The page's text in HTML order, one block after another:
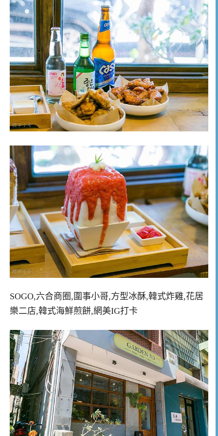
SOGO,六合商圈,圍事小哥,方型冰酥,韓式炸雞,花居
樂二店,韓式海鮮煎餅,網美IG打卡